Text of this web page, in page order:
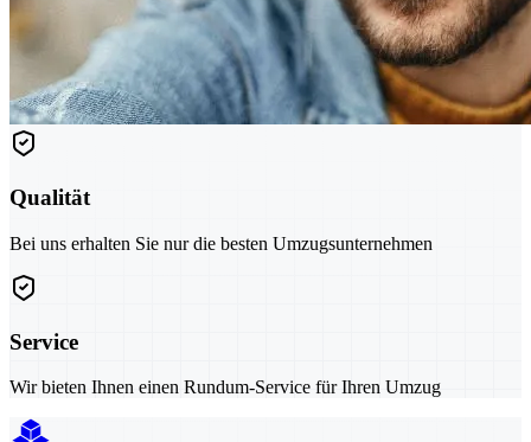
Qualität
Bei uns erhalten Sie nur die besten Umzugsunternehmen
Service
Wir bieten Ihnen einen Rundum-Service für Ihren Umzug